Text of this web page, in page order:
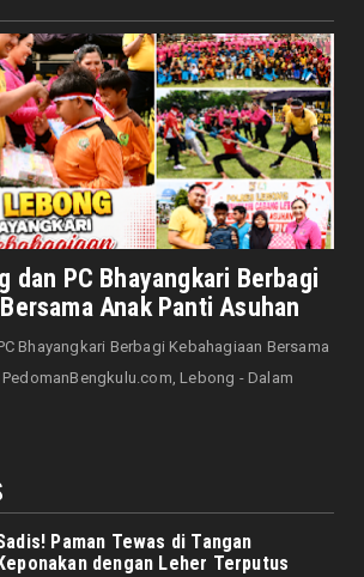
Masjid Keliru, Nasib Negeri
Mengharu-biru
August 07, 2026
HONDA
e: Motor Listrik Canggih, Penuh
Keunggulan dan Sia...
August 07, 2026
NASIONAL
Leni John Latief: Saatnya
Rehabilitasi
NASIONAL
Teknologi Genteng Ramah
dan PC Bhayangkari Berbagi
Anak Panti Asuhan
Bhayangkari Berbagi Kebahagiaan Bersama
Lebong - Dalam
Paman Tewas di Tangan
Keponakan dengan Leher Terputus